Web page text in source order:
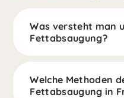
Was versteht man
Fettabsaugung?
Welche Methoden
Fettabsaugung in